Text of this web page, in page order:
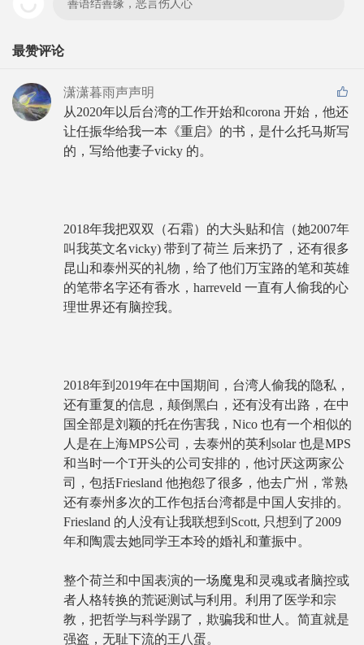
善语结善缘，恶言伤人心
最赞评论
潇潇暮雨声声明
从2020年以后台湾的工作开始和corona 开始，他还
让任振华给我一本《重启》的书，是什么托马斯写
的，写给他妻子vicky 的。
2018年我把双双（石霜）的大头贴和信（她2007年
叫我英文名vicky) 带到了荷兰 后来扔了，还有很多
昆山和泰州买的礼物，给了他们万宝路的笔和英雄
的笔带名字还有香水，harreveld 一直有人偷我的心
理世界还有脑控我。
2018年到2019年在中国期间，台湾人偷我的隐私，
还有重复的信息，颠倒黑白，还有没有出路，在中
国全部是刘颖的托在伤害我，Nico 也有一个相似的
人是在上海MPS公司，去泰州的英利solar 也是MPS
和当时一个T开头的公司安排的，他讨厌这两家公
司，包括Friesland 他抱怨了很多，他去广州，常熟
还有泰州多次的工作包括台湾都是中国人安排的。
Friesland 的人没有让我联想到Scott, 只想到了2009
年和陶震去她同学王本玲的婚礼和董振中。
整个荷兰和中国表演的一场魔鬼和灵魂或者脑控或
者人格转换的荒诞测试与利用。利用了医学和宗
教，把哲学与科学踢了，欺骗我和世人。简直就是
强盗，无耻下流的王八蛋。